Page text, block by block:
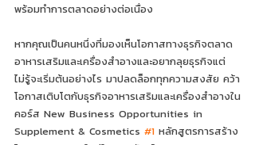
พร้อมทำการตลาดอย่างต่อเนื่อง
หากคุณเป็นคนหนึ่งที่มองเห็นโอกาสทางธุรกิจตลาด
อาหารเสริมและเครื่องสำอางและอยากลุยธุรกิจแต่
ไม่รู้จะเริ่มต้นอย่างไร มาปลดล็อกทุกความสงสัย คว้า
โอกาสเติบโตกับธุรกิจอาหารเสริมและเครื่องสำอางใน
คอร์ส New Business Opportunities in
Supplement & Cosmetics #1 หลักสูตรการสร้าง